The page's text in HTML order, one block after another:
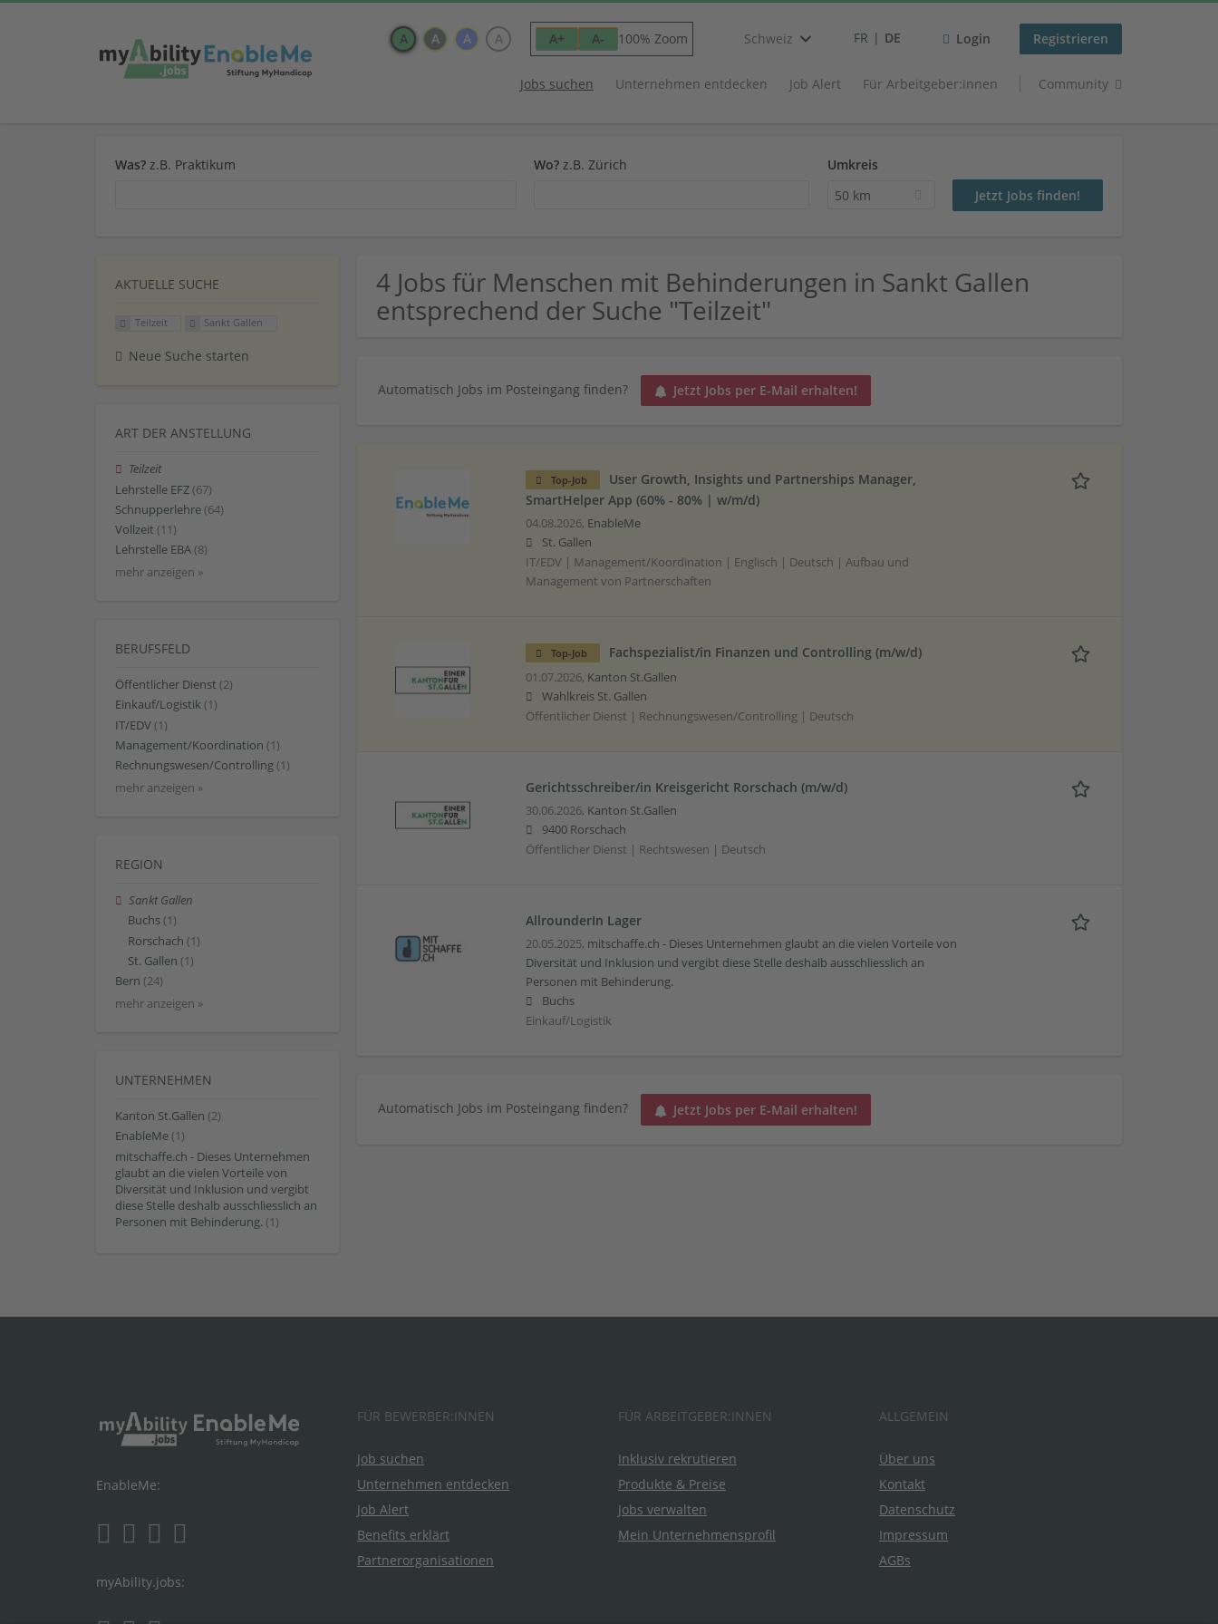
A A A A A+ A- 100% Zoom Schweiz FR DE Login Registrieren
Jobs suchen Unternehmen entdecken Job Alert Für Arbeitgeber:innen Community
Was? z.B. Praktikum Wo? z.B. Zürich
Umkreis
50 km
AKTUELLE SUCHE
Teilzeit Sankt Gallen
Neue Suche starten
ART DER ANSTELLUNG
Teilzeit
Lehrstelle EFZ (67)
Schnupperlehre (64)
Vollzeit (11)
Lehrstelle EBA (8)
mehr anzeigen »
BERUFSFELD
Öffentlicher Dienst (2)
Einkauf/Logistik (1)
IT/EDV (1)
Management/Koordination (1)
Rechnungswesen/Controlling (1)
mehr anzeigen »
REGION
Sankt Gallen
Buchs (1)
Rorschach (1)
St. Gallen (1)
Bern (24)
mehr anzeigen »
UNTERNEHMEN
Kanton St.Gallen (2)
EnableMe (1)
mitschaffe.ch - Dieses Unternehmen
glaubt an die vielen Vorteile von
Diversität und Inklusion und vergibt
diese Stelle deshalb ausschliesslich an
Personen mit Behinderung. (1)
4 Jobs für Menschen mit Behinderungen in Sankt Gallen
entsprechend der Suche "Teilzeit"
Automatisch Jobs im Posteingang finden? Jetzt Jobs per E-Mail erhalten!
Top-Job
User Growth, Insights und Partnerships Manager,
SmartHelper App (60% - 80% | w/m/d)
04.08.2026, EnableMe
St. Gallen
IT/EDV | Management/Koordination | Englisch | Deutsch | Aufbau und
Management von Partnerschaften
Top-Job Fachspezialist/in Finanzen und Controlling (m/w/d)
01.07.2026, Kanton St.Gallen
Wahlkreis St. Gallen
Öffentlicher Dienst | Rechnungswesen/Controlling | Deutsch
Gerichtsschreiber/in Kreisgericht Rorschach (m/w/d)
30.06.2026, Kanton St.Gallen
9400 Rorschach
Öffentlicher Dienst | Rechtswesen | Deutsch
AllrounderIn Lager
20.05.2025, mitschaffe.ch - Dieses Unternehmen glaubt an die vielen Vorteile von
Diversität und Inklusion und vergibt diese Stelle deshalb ausschliesslich an
Personen mit Behinderung.
Buchs
Einkauf/Logistik
Automatisch Jobs im Posteingang finden? Jetzt Jobs per E-Mail erhalten!
EnableMe:
myAbility.jobs:
FÜR BEWERBER:INNEN
Job suchen
Unternehmen entdecken
Job Alert
Benefits erklärt
Partnerorganisationen
FÜR ARBEITGEBER:INNEN
Inklusiv rekrutieren
Produkte & Preise
Jobs verwalten
Mein Unternehmensprofil
ALLGEMEIN
Über uns
Kontakt
Datenschutz
Impressum
AGBs